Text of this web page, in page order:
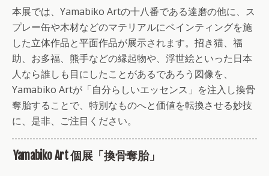
本展では、Yamabiko Artの十八番である達磨の他に、ス
プレー缶や木材などのマテリアルにペインティングを施
した立体作品と平面作品が展示されます。招き猫、福
助、お多福、熊手などの縁起物や、浮世絵といった日本
人なら誰しも目にしたことがあるであろう図像を、
Yamabiko Artが「自分らしいエッセンス」を注入し換骨
奪胎することで、特別なものへと価値を転換させる妙技
に、是非、ご注目ください。
Yamabiko Art 個展「換骨奪胎」